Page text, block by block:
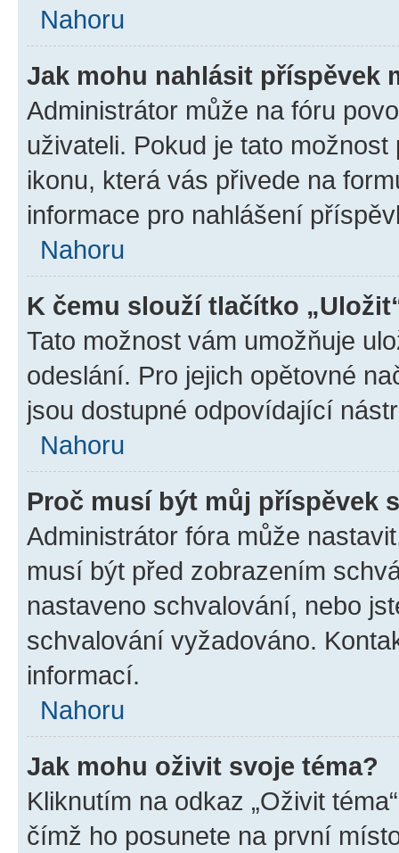
Nahoru
Jak mohu nahlásit příspěvek
Administrátor může na fóru
uživateli. Pokud je tato
ikonu, která vás přivede na
informace pro nahlášení
Nahoru
K čemu slouží tlačítko
Tato možnost vám umožňuje
odeslání. Pro jejich opětovné
jsou dostupné odpovídající
Nahoru
Proč musí být můj příspěvek
Administrátor fóra může
musí být před zobrazením
nastaveno schvalování, nebo
schvalování vyžadováno.
informací.
Nahoru
Jak mohu oživit svoje téma?
Kliknutím na odkaz „Oživit
čímž ho posunete na první